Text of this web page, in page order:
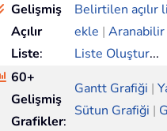
Gelişmiş
Açılır
Liste:
Belirtilen
ekle | Aranabilir
Liste Oluştur...
60+
Gelişmiş
Grafikler:
Gantt Grafiği |
Sütun Grafiği |